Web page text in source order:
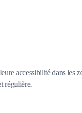
accessibilité dans les
régulière.